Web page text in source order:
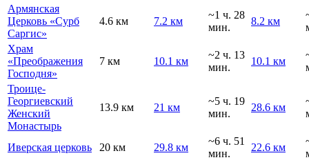
Армянская
Церковь «Сурб
Саргис»
4.6 км 7.2 км
~1 ч. 28
мин.
8.2 км
Храм
«Преображения
Господня»
7 км 10.1 км
~2 ч. 13
мин.
10.1 км
Троице-
Георгиевский
Женский
Монастырь
13.9 км 21 км
~5 ч. 19
мин.
28.6 км
Иверская церковь 20 км 29.8 км
~6 ч. 51
мин.
22.6 км